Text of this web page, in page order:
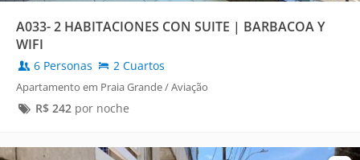
A033- 2 HABITACIONES CON SUITE | BARBACOA Y
WIFI
6 Personas 2 Cuartos
Apartamento em Praia Grande / Aviação
R$ 242 por noche